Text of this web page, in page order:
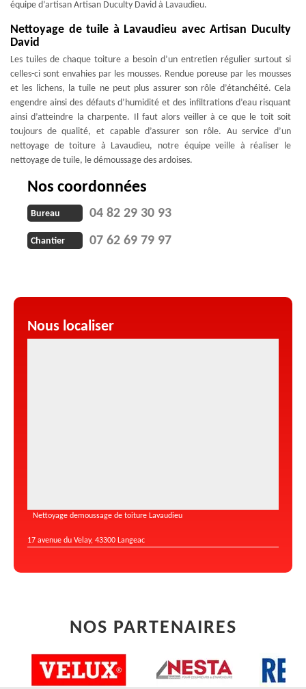
équipe d’artisan Artisan Duculty David à Lavaudieu.
Nettoyage de tuile à Lavaudieu avec Artisan Duculty
David
Les tuiles de chaque toiture a besoin d’un entretien régulier surtout si
celles-ci sont envahies par les mousses. Rendue poreuse par les mousses
et les lichens, la tuile ne peut plus assurer son rôle d’étanchéité. Cela
engendre ainsi des défauts d’humidité et des infiltrations d’eau risquant
ainsi d’atteindre la charpente. Il faut alors veiller à ce que le toit soit
toujours de qualité, et capable d’assurer son rôle. Au service d’un
nettoyage de toiture à Lavaudieu, notre équipe veille à réaliser le
nettoyage de tuile, le démoussage des ardoises.
Nos coordonnées
Bureau 04 82 29 30 93
Chantier 07 62 69 79 97
Nous localiser
Nettoyage demoussage de toiture Lavaudieu
17 avenue du Velay, 43300 Langeac
NOS PARTENAIRES